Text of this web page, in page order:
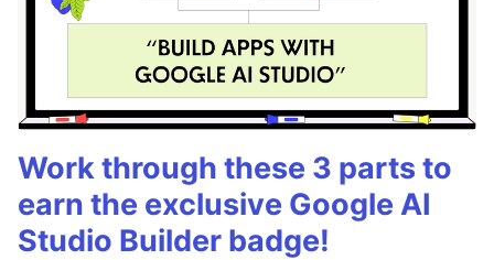
Work through these 3 parts to
earn the exclusive Google AI
Studio Builder badge!